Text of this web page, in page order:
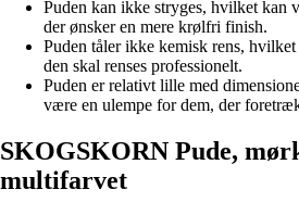
Puden kan ikke stryges, hvilket kan
der ønsker en mere krølfri finish.
Puden tåler ikke kemisk rens,
den skal renses professionelt.
Puden er relativt lille med
være en ulempe for dem, der
SKOGSKORN Pude,
multifarvet